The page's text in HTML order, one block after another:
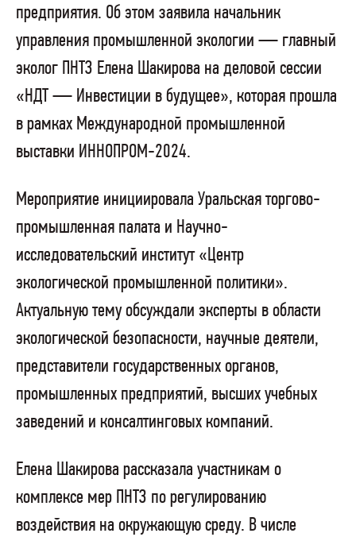
предприятия. Об этом заявила начальник
управления промышленной экологии — главный
эколог ПНТЗ Елена Шакирова на деловой сессии
«НДТ — Инвестиции в будущее», которая прошла
в рамках Международной промышленной
выставки ИННОПРОМ-2024.
Мероприятие инициировала Уральская торгово-
промышленная палата и Научно-
исследовательский институт «Центр
экологической промышленной политики».
Актуальную тему обсуждали эксперты в области
экологической безопасности, научные деятели,
представители государственных органов,
промышленных предприятий, высших учебных
заведений и консалтинговых компаний.
Елена Шакирова рассказала участникам о
комплексе мер ПНТЗ по регулированию
воздействия на окружающую среду. В числе